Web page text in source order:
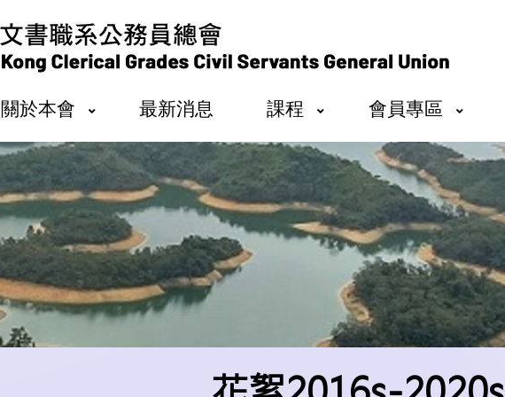
關於本會 最新消息 課程 會員專區